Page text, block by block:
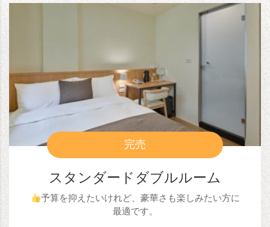
完売
スタンダードダブルルーム
予算を抑えたいけれど、豪華さも楽しみたい方に
最適です。